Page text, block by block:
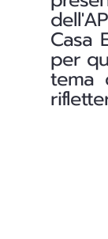
Casa
per
tema